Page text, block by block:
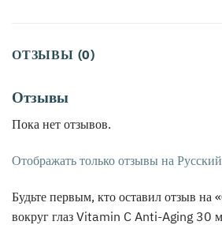
ОТЗЫВЫ (0)
Отзывы
Пока нет отзывов.
Отображать только отзывы на
Будьте первым, кто оставил отзыв на
вокруг глаз Vitamin C Anti-Aging 30